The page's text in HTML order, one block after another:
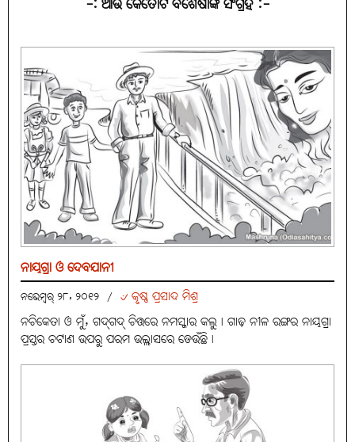
ନାୟଗ୍ରା ଓ ଦେବଯାନୀ
ନଭେମ୍ବର୍ ୨୮, ୨୦୧୨ / ୰ କୃଷ୍ଣ ପ୍ରସାଦ ମିଶ୍ର
ନଚିକେତା ଓ ମୁଁ, ଗଦ୍‌ଗଦ୍‌ ଚିତ୍ତରେ ନମସ୍କାର କଲୁ। ଗାଢ଼ ନୀଳ ରଙ୍ଗର ନାୟଗ୍ରା
ପ୍ରସ୍ତର ଚଟାଣ ଉପରୁ ପରମ ଉଲ୍ଲାସରେ ଡେଉଁଛି।